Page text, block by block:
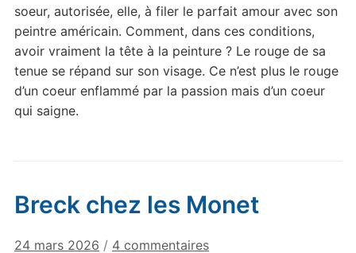
soeur, autorisée, elle, à filer le parfait amour avec son
peintre américain. Comment, dans ces conditions,
avoir vraiment la tête à la peinture ? Le rouge de sa
tenue se répand sur son visage. Ce n’est plus le rouge
d’un coeur enflammé par la passion mais d’un coeur
qui saigne.
Breck chez les Monet
24 mars 2026 / 4 commentairessur